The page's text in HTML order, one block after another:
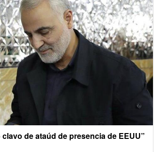
de ataúd de presencia de EEUU”